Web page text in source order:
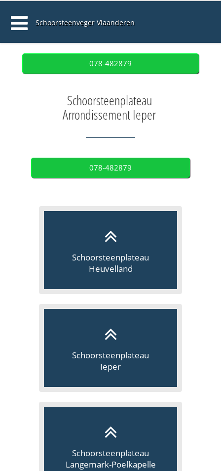
Schoorsteenveger Vlaanderen
078-482879
Schoorsteenplateau
Arrondissement Ieper
078-482879
Schoorsteenplateau
Heuvelland
Schoorsteenplateau
Ieper
Schoorsteenplateau
Langemark-Poelkapelle